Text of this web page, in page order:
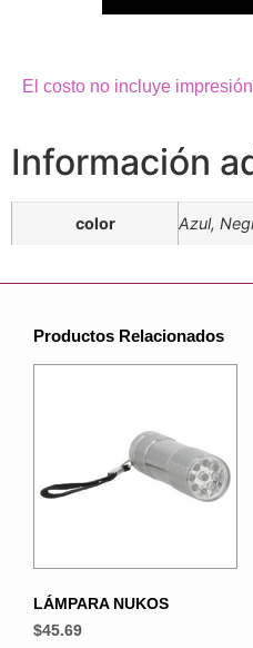
El costo no incluye
Información
color Azul,
Productos Relacionados
LÁMPARA NUKOS
$45.69